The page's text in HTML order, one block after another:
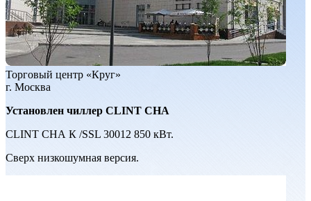
Торговый центр «Круг»
г. Москва
Установлен чиллер CLINT СНА
CLINT СНА К /SSL 30012 850 кВт.
Сверх низкошумная версия.